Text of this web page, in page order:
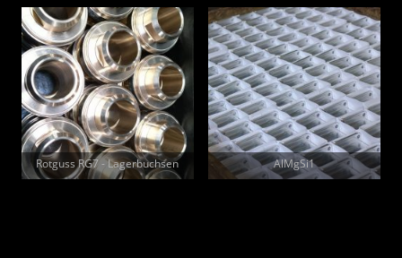
Rotguss RG7 - Lagerbuchsen AlMgSi1